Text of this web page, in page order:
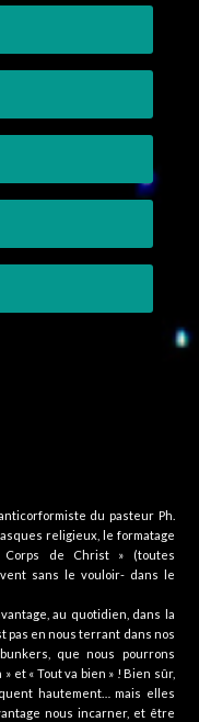
du pasteur Ph.
religieux, le formatage
Corps de Christ » (toutes
sans le vouloir- dans le
au quotidien, dans la
pas en nous terrant dans nos
que nous pourrons
et « Tout va bien » ! Bien sûr,
hautement… mais elles
nous incarner, et être